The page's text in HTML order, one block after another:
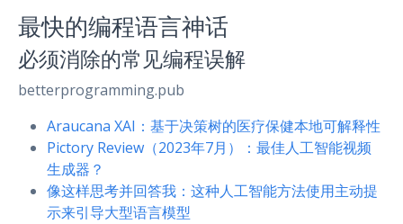
最快的编程语言神话
必须消除的常见编程误解
betterprogramming.pub
Araucana XAI：基于决策树的医疗保健本地可解释性
Pictory Review（2023年7月）：最佳人工智能视频
生成器？
像这样思考并回答我：这种人工智能方法使用主动提
示来引导大型语言模型